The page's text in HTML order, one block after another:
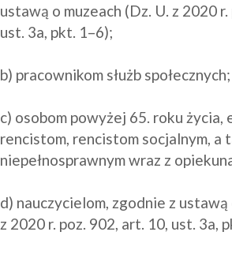
ustawą o muzeach (Dz. U. z 2020
ust. 3a, pkt. 1–6);
b) pracownikom służb społecznych;
c) osobom powyżej 65. roku życia,
rencistom, rencistom socjalnym, a
niepełnosprawnym wraz z
d) nauczycielom, zgodnie z ustawą
z 2020 r. poz. 902, art. 10, ust. 3a,